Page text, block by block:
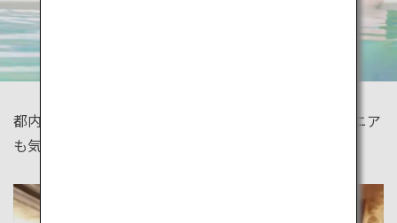
都内観光には周遊バスツアーがおすすめ。子どももシニア
も気軽に観光できます。